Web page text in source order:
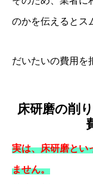
のかを伝えるとス
だいたいの費用を
床研磨の削
実は、床研磨とい
ません。